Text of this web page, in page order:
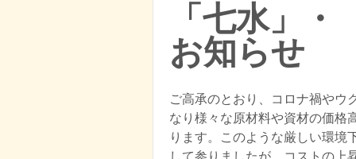
「七水」
お知らせ
ご高承のとおり、コロナ禍やウ
なり様々な原材料や資材の価格
ります。このような厳しい環境
して参りましたが、コストの上